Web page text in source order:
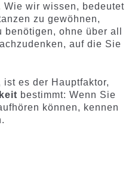
wir wissen, bedeutet
zu gewöhnen,
ohne über all
auf die Sie
es der Hauptfaktor,
bestimmt: Wenn Sie
können, kennen